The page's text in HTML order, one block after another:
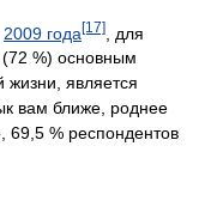
2009 года[17]
, для
%) основным
является
вам ближе, роднее
69,5 % респондентов